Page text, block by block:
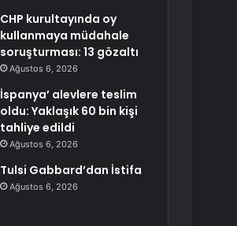
CHP kurultayında oy
kullanmaya müdahale
soruşturması: 13 gözaltı
Ağustos 6, 2026
İspanya’ alevlere teslim
oldu: Yaklaşık 60 bin kişi
tahliye edildi
Ağustos 6, 2026
Tulsi Gabbard’dan İstifa
Ağustos 6, 2026